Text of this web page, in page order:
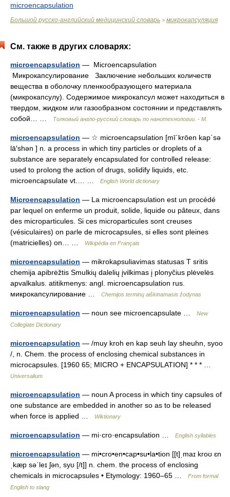
microencapsulation
Большой русско-английский медицинский словарь > микрокапсуляция
См. также в других словарях:
microencapsulation — Microencapsulation
Микрокапсулирование Заключение небольших количеств
вещества в оболочку пленкообразующего материала
(микрокапсулу). Содержимое микрокапсул может находиться в
твердом, жидком или газообразном состоянии и представлять
собой… …
Толковый англо-русский словарь по нанотехнологии. - М.
microencapsulation — ☆ microencapsulation [mī΄krōen kap΄sə
lā′shən ] n. a process in which tiny particles or droplets of a
substance are separately encapsulated for controlled release:
used to prolong the action of drugs, solidify liquids, etc.
microencapsulate vt.… …
English World dictionary
Microencapsulation — La microencapsulation est un procédé
par lequel on enferme un produit, solide, liquide ou pâteux, dans
des microparticules. Si ces microparticules sont creuses
(vésiculaires) on parle de microcapsules, si elles sont pleines
(matricielles) on… …
Wikipédia en Français
microencapsulation — mikrokapsuliavimas statusas T sritis
chemija apibrėžtis Smulkių dalelių įvilkimas į plonyčius plėvelės
apvalkalus. atitikmenys: angl. microencapsulation rus.
микрокапсулирование …
Chemijos terminų aiškinamasis žodynas
microencapsulation — noun see microencapsulate …
New
Collegiate Dictionary
microencapsulation — /muy kroh en kap seuh lay sheuhn, syoo
/, n. Chem. the process of enclosing chemical substances in
microcapsules. [1960 65; MICRO + ENCAPSULATION] * * * …
Universalium
microencapsulation — noun A process in which tiny capsules of
one substance are embedded in another so as to be released
when force is applied …
Wiktionary
microencapsulation — mi·cro·encapsulation … English syllables
microencapsulation — mi•cro•en•cap•su•la•tion [[t]ˌmaɪ kroʊ ɛn
ˌkæp səˈleɪ ʃən, syʊ [/t]] n. chem. the process of enclosing
chemicals in microcapsules • Etymology: 1960–65 …
From formal
English to slang